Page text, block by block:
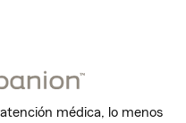
médica, lo menos